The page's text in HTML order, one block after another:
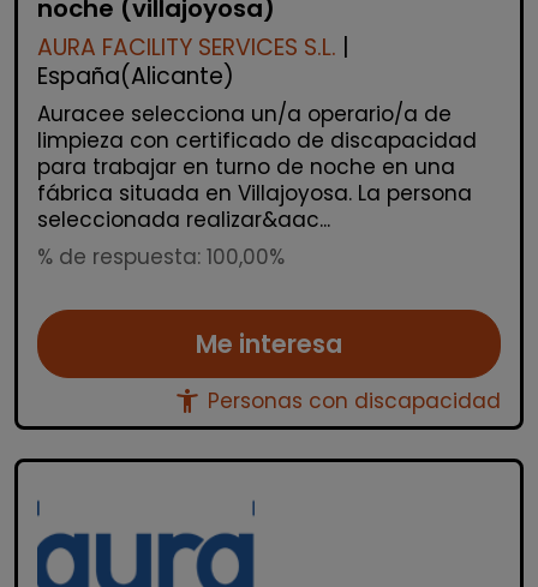
noche (villajoyosa)
AURA FACILITY SERVICES S.L. |
España(Alicante)
Auracee selecciona un/a operario/a de
limpieza con certificado de discapacidad
para trabajar en turno de noche en una
fábrica situada en Villajoyosa. La persona
seleccionada realizar&aac...
% de respuesta: 100,00%
Me interesa
accessibility_new Personas con discapacidad